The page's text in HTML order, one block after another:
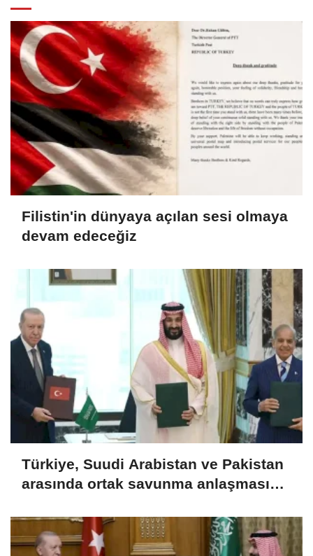
Filistin'in dünyaya açılan sesi olmaya
devam edeceğiz
Türkiye, Suudi Arabistan ve Pakistan
arasında ortak savunma anlaşması